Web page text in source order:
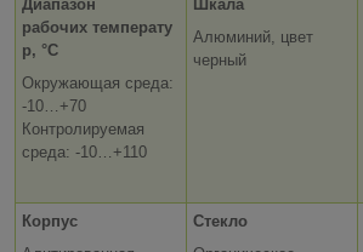
Диапазон
рабочих температу
р, °C
Окружающая среда:
-10…+70
Контролируемая
среда: -10…+110
Шкала
Алюминий, цвет
черный
Корпус
Стекло